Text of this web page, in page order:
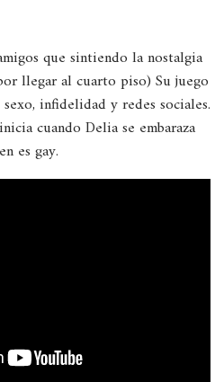
que sintiendo la nostalgia
llegar al cuarto piso) Su juego
infidelidad y redes sociales.
cuando Delia se embaraza
es gay.